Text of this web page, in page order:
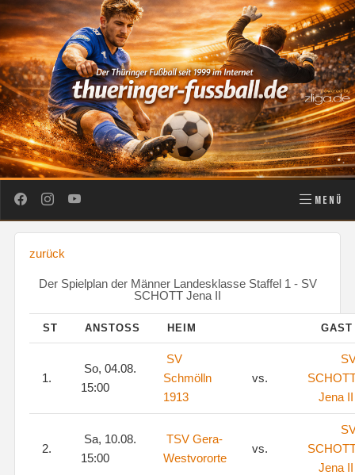
MENÜ
zurück
Der Spielplan der Männer Landesklasse Staffel 1 - SV
SCHOTT Jena II
ST ANSTOSS HEIM
1.
So, 04.08.
15:00
SV
Schmölln
1913
vs.
Jena II
2.
Sa, 10.08.
15:00
TSV Gera-
Westvororte
vs.
Jena II